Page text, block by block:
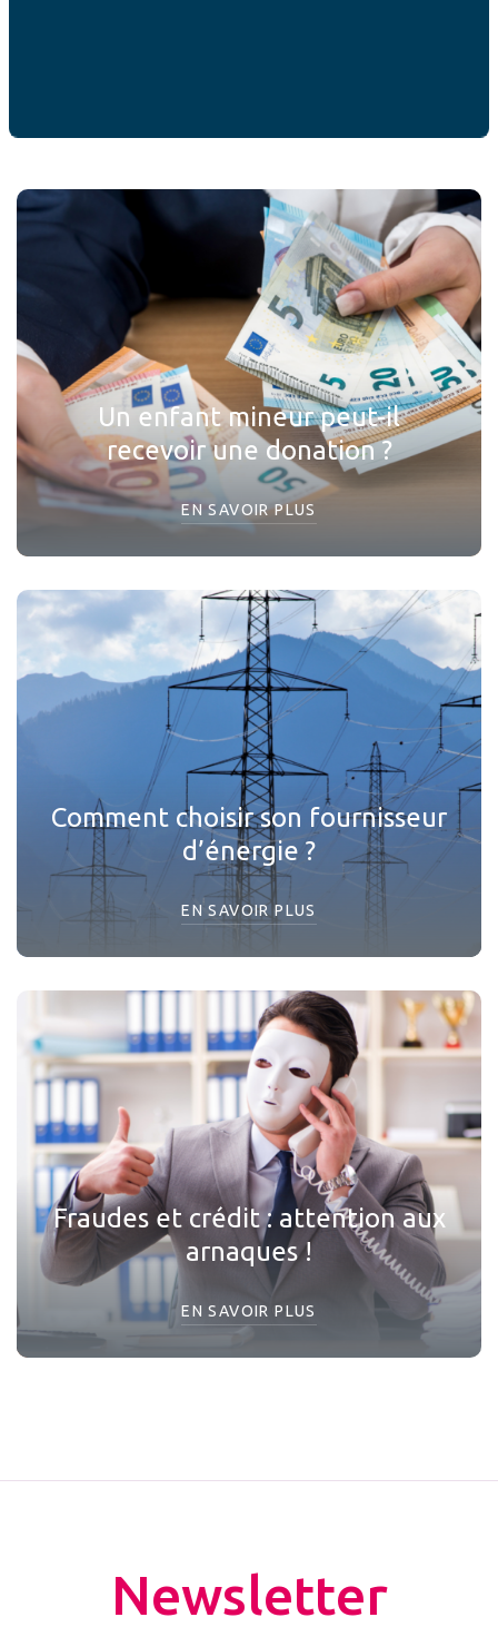
Un enfant mineur peut-il
recevoir une donation ?
EN SAVOIR PLUS
Comment choisir son fournisseur
d’énergie ?
EN SAVOIR PLUS
Fraudes et crédit : attention aux
arnaques !
EN SAVOIR PLUS
Newsletter